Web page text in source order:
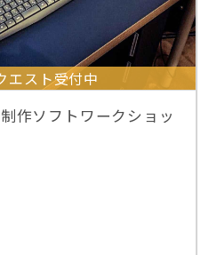
エスト受付中
作ソフトワークショッ